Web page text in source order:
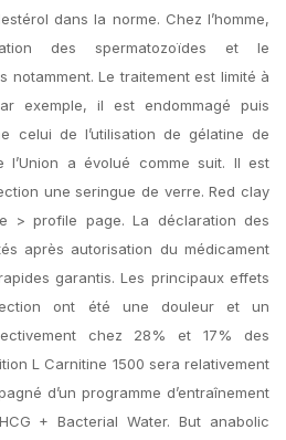
dans la norme. Chez l’homme,
des spermatozoïdes et le
notamment. Le traitement est limité à
exemple, il est endommagé puis
celui de l’utilisation de gélatine de
l’Union a évolué comme suit. Il est
une seringue de verre. Red clay
> profile page. La déclaration des
après autorisation du médicament
garantis. Les principaux effets
ont été une douleur et un
chez 28% et 17% des
L Carnitine 1500 sera relativement
d’un programme d’entraînement
+ Bacterial Water. But anabolic